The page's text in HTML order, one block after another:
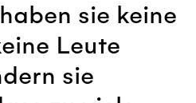
sie keine
Leute
sie